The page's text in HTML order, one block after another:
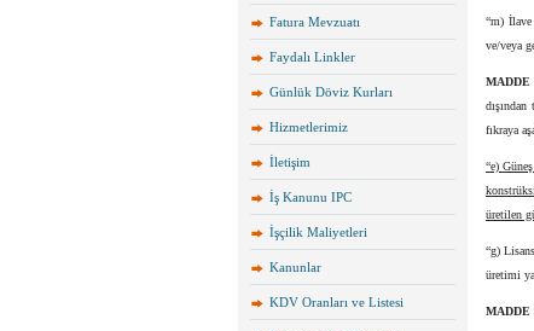
Fatura Mevzuatı
Faydalı Linkler
Günlük Döviz Kurları
Hizmetlerimiz
İletişim
İş Kanunu IPC
İşçilik Maliyetleri
Kanunlar
KDV Oranları ve Listesi
“m)
ve/veya
MADDE
fıkraya
“e)
üretilen
“g)
üretimi
MADDE